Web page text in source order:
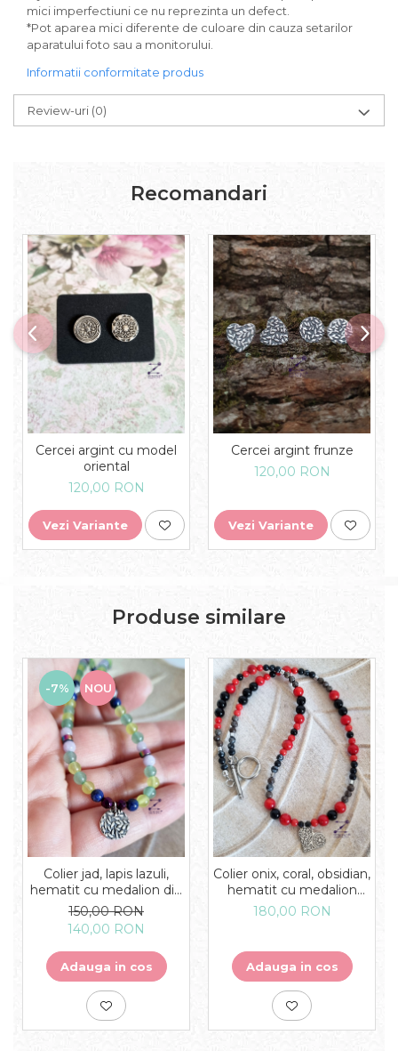
mici imperfectiuni ce nu reprezinta un defect.
*Pot aparea mici diferente de culoare din cauza setarilor
aparatului foto sau a monitorului.
Informatii conformitate produs
Review-uri (0)
Recomandari
Cercei argint cu model
oriental
120,00 RON
Vezi Variante
Cercei argint frunze
120,00 RON
Vezi Variante
Produse similare
-7% NOU
Colier jad, lapis lazuli,
hematit cu medalion din
argint cu frunze - unicat
150,00 RON
140,00 RON
Adauga in cos
Colier onix, coral, obsidian,
hematit cu medalion
inimioara argint cu model
oriental - unicat
180,00 RON
Adauga in cos